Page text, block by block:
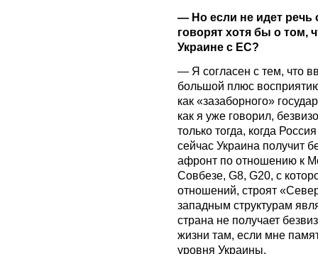
— Но если не идет речь
говорят хотя бы о том,
Украине с ЕС?
— Я согласен с тем, что
большой плюс
как «зазаборного»
как я уже говорил,
только тогда, когда
сейчас Украина получит
афронт по отношению к
Совбезе, G8, G20, с
отношений, строят
западным структурам
страна не получает
жизни там, если мне
уровня Украины.